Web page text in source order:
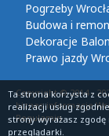
Pogrzeby
Budowa i
Dekoracje
Prawo jazdy
Copyright © 2014 -
biznes informacje
Regulamin
Ta strona korzysta z
realizacji usług
strony wyrażasz
przeglądarki.